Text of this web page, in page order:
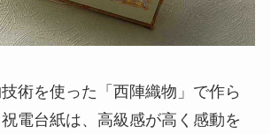
術を使った「西陣織物」で作ら
電台紙は、高級感が高く感動を